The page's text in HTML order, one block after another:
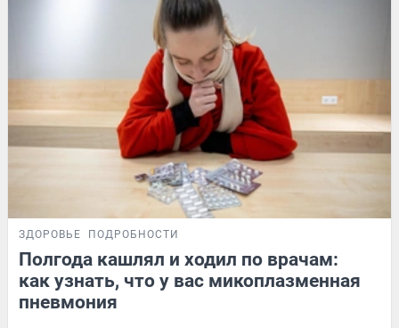
ЗДОРОВЬЕ ПОДРОБНОСТИ
Полгода кашлял и ходил по врачам:
как узнать, что у вас микоплазменная
пневмония